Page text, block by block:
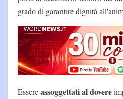
grado di garantire dignità
Essereassoggettati al dovere